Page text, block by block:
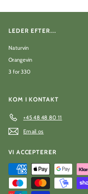
LEDER EFTER...
Naturvin
Orangevin
3 for 330
KOM I KONTAKT
+45 48 48 80 11
Email os
VI ACCEPTERER